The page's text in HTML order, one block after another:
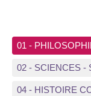
01 -
02 - SCIENCES -
04 - HISTOIRE